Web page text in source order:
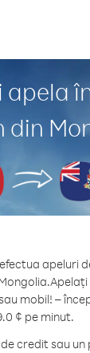
din
apeluri
Apelați
mobil! –
¢ pe minut.
credit sau un